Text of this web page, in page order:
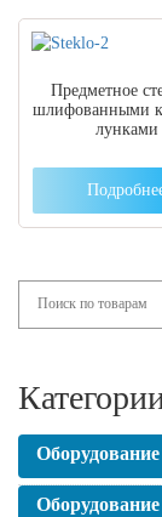
Предметное
шлифованными
лунками